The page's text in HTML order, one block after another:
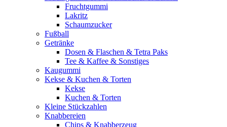
Fruchtgummi
Lakritz
Schaumzucker
Fußball
Getränke
Dosen & Flaschen & Tetra Paks
Tee & Kaffee & Sonstiges
Kaugummi
Kekse & Kuchen & Torten
Kekse
Kuchen & Torten
Kleine Stückzahlen
Knabbereien
Chips & Knabberzeug